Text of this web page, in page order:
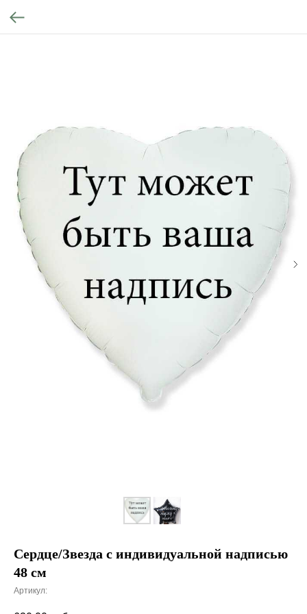
Сердце/Звезда с индивидуальной надписью
48 см
Артикул: